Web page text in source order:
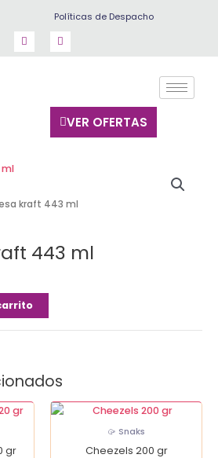
Políticas de Despacho
VER OFERTAS
kraft 443 ml
443 ml
gr
🥠 Snaks
Cheezels 200 gr
Cheezels